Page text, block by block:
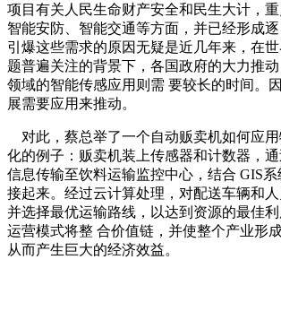
项目有关人民生命财产安全和民生大计，重
智能安防、智能交通等方面，并已经形成逐
引爆这些需求的原因无疑是近几年来，在
题普遍关注的背景下，各国政府的大力推
领域的智能传感应用则需 要较长的时间。
展需要应用来推动。
对此，蔡总举了一个自动贩卖机如何应
化的例子：贩卖机装上传感器和计数器，
信息传输至饮料运输监控中心，结合 GIS
接起来。经过云计算处理，对配送车辆和人
并选择最优运输路线，以达到资源的最佳
运营模式将整 合价值链，并使整个产业形
从而产生巨大的经济效益。